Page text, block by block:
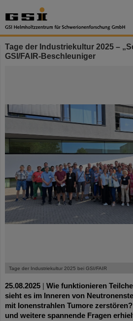
Tage der Industriekultur 2025 –
GSI/FAIR-Beschleuniger
Tage der Industriekultur 2025 bei GSI/FAIR
25.08.2025
Wie funktionieren
sieht es im Inneren von
mit Ionenstrahlen Tumore
und weitere spannende Fragen